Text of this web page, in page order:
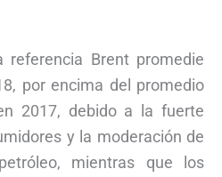
referencia Brent promedie
por encima del promedio
2017, debido a la fuerte
y la moderación de
mientras que los